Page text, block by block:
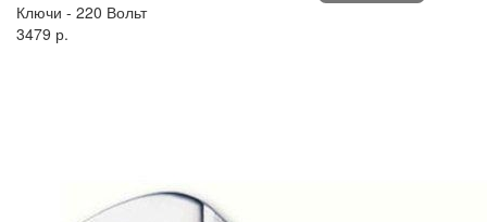
Ключи - 220 Вольт
3479 р.